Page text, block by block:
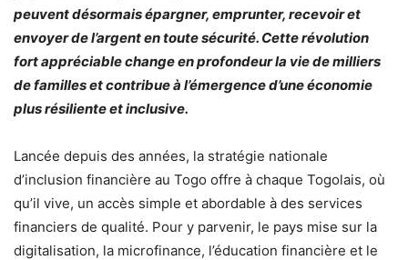
peuvent désormais épargner, emprunter, recevoir et
envoyer de l’argent en toute sécurité. Cette révolution
fort appréciable change en profondeur la vie de milliers
de familles et contribue à l’émergence d’une économie
plus résiliente et inclusive.
Lancée depuis des années, la stratégie nationale
d’inclusion financière au Togo offre à chaque Togolais, où
qu’il vive, un accès simple et abordable à des services
financiers de qualité. Pour y parvenir, le pays mise sur la
digitalisation, la microfinance, l’éducation financière et le